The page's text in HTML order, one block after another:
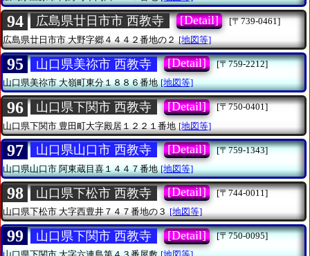
94 広島県廿日市市 西教寺 [Detail]
[〒739-0461]
広島県廿日市市 大野字郷４４４２番地の２ [地図等]
95 山口県美祢市 西教寺 [Detail]
[〒759-2212]
山口県美祢市大嶺町東分１８８６番地 [地図等]
96 山口県下関市 西教寺 [Detail]
[〒750-0401]
山口県下関市 豊田町大字殿居１２２１番地 [地図等]
97 山口県山口市 西教寺 [Detail]
[〒759-1343]
山口県山口市阿東蔵目喜１４４７番地 [地図等]
98 山口県下松市 西教寺 [Detail]
[〒744-0011]
山口県下松市大字西豊井７４７番地の３ [地図等]
99 山口県下関市 西教寺 [Detail]
[〒750-0095]